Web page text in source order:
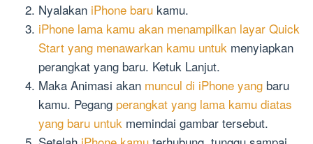
Nyalakan iPhone baru kamu.
iPhone lama kamu akan menampilkan layar Quick
Start yang menawarkan kamu untuk menyiapkan
perangkat yang baru. Ketuk Lanjut.
Maka Animasi akan muncul di iPhone yang baru
kamu. Pegang perangkat yang lama kamu diatas
yang baru untuk memindai gambar tersebut.